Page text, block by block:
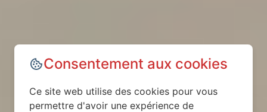
Consentement aux cookies
Ce site web utilise des cookies pour vous
permettre d'avoir une expérience de